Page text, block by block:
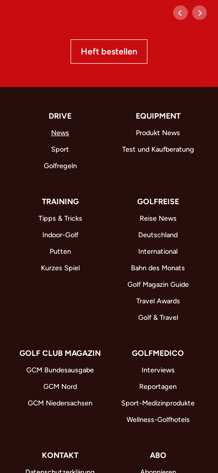
Heft bestellen
DRIVE
News
Sport
Golfregeln
EQUIPMENT
Produkt News
Test und Kaufberatung
TRAINING
Tipps & Tricks
Indoor-Golf
Putten
Kurzes Spiel
GOLFREISE
Reise News
Deutschland
International
Bahn des Monats
Golf Magazin Guide
Travel Awards
Golf & Travel
GOLF CLUB MAGAZIN
GCM Bundesausgabe
GCM Nord
GCM Niedersachsen
GOLFMEDICO
Interviews
Reportagen
Sport-Medizinprodukte
Wellness-Golfhotels
KONTAKT ABO